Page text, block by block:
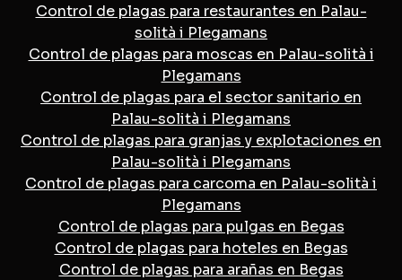
Control de plagas para restaurantes en Palau-
solità i Plegamans
Control de plagas para moscas en Palau-solità i
Plegamans
Control de plagas para el sector sanitario en
Palau-solità i Plegamans
Control de plagas para granjas y explotaciones en
Palau-solità i Plegamans
Control de plagas para carcoma en Palau-solità i
Plegamans
Control de plagas para pulgas en Begas
Control de plagas para hoteles en Begas
Control de plagas para arañas en Begas